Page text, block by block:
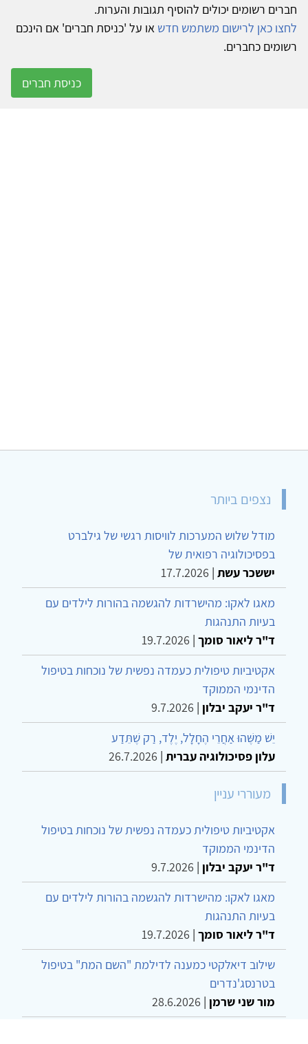
חברים רשומים יכולים להוסיף תגובות והערות.
לחצו כאן לרישום משתמש חדש או על 'כניסת חברים' אם הינכם
רשומים כחברים.
כניסת חברים
נצפים ביותר
מודל שלוש המערכות לוויסות רגשי של גילברט
בפסיכולוגיה רפואית של
יששכר עשת |
17.7.2026
מאגו לאקו: מהישרדות להגשמה בהורות לילדים עם
בעיות התנהגות
ד"ר ליאור סומך |
19.7.2026
אקטיביות טיפולית כעמדה נפשית של נוכחות בטיפול
הדינמי הממוקד
ד"ר יעקב יבלון |
9.7.2026
יֵשׁ מַשֶּׁהוּ אַחֲרֵי הֶחָלָל, יֶלֶד, רַק שֶׁתֵּדַע
עלון פסיכולוגיה עברית |
26.7.2026
מעוררי עניין
אקטיביות טיפולית כעמדה נפשית של נוכחות בטיפול
הדינמי הממוקד
ד"ר יעקב יבלון |
9.7.2026
מאגו לאקו: מהישרדות להגשמה בהורות לילדים עם
בעיות התנהגות
ד"ר ליאור סומך |
19.7.2026
שילוב דיאלקטי כמענה לדילמת "השם המת" בטיפול
בטרנסג'נדרים
מור שני שרמן |
28.6.2026